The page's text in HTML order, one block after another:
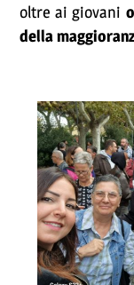
oltre ai giovani
della